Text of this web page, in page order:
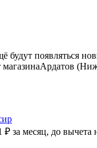
будут появляться
магазинаАрдатов
₽ за месяц, до вычета